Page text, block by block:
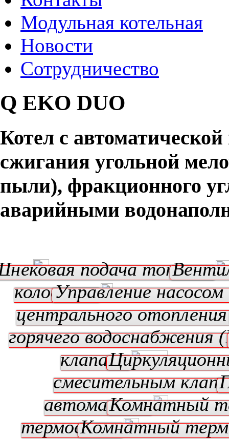
Модульная котельная
Новости
Сотрудничество
Q EKO DUO
Котел с
сжигания угольной
пыли), фракционного
аварийными
подача топлива
колосники
Управление
центрального
горячего водоснабжения
клапана
смесительным
автоматикаКомнатный
термостатКомнатный